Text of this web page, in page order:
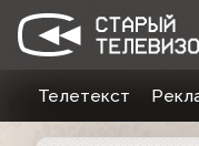
Телетекст